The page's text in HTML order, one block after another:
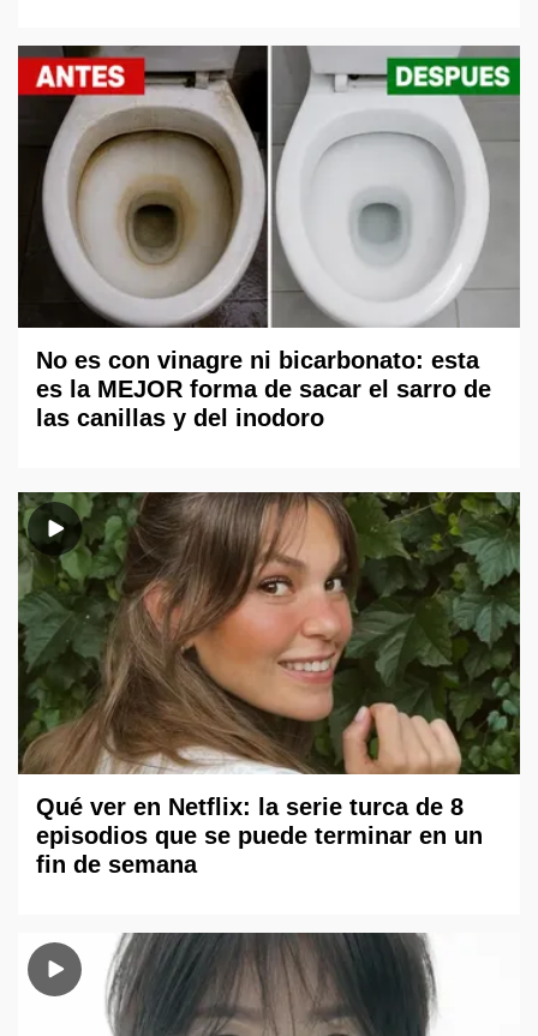
No es con vinagre ni bicarbonato: esta
es la MEJOR forma de sacar el sarro de
las canillas y del inodoro
Qué ver en Netflix: la serie turca de 8
episodios que se puede terminar en un
fin de semana